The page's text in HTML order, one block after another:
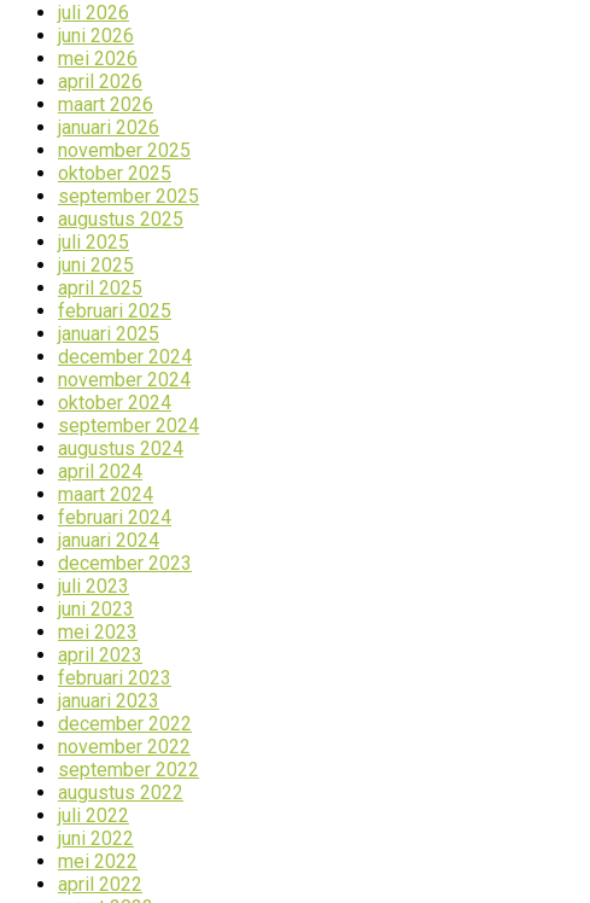
juli 2026
juni 2026
mei 2026
april 2026
maart 2026
januari 2026
november 2025
oktober 2025
september 2025
augustus 2025
juli 2025
juni 2025
april 2025
februari 2025
januari 2025
december 2024
november 2024
oktober 2024
september 2024
augustus 2024
april 2024
maart 2024
februari 2024
januari 2024
december 2023
juli 2023
juni 2023
mei 2023
april 2023
februari 2023
januari 2023
december 2022
november 2022
september 2022
augustus 2022
juli 2022
juni 2022
mei 2022
april 2022